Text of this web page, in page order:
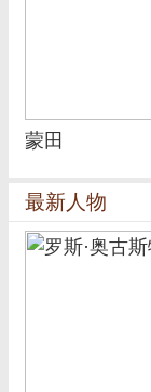
蒙田
最新人物